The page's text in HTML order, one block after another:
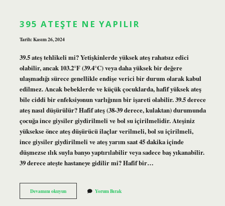
395 ATEŞTE NE YAPILIR
Tarih: Kasım 26, 2024
39.5 ateş tehlikeli mi? Yetişkinlerde yüksek ateş rahatsız edici
olabilir, ancak 103.2°F (39.4°C) veya daha yüksek bir değere
ulaşmadığı sürece genellikle endişe verici bir durum olarak kabul
edilmez. Ancak bebeklerde ve küçük çocuklarda, hafif yüksek ateş
bile ciddi bir enfeksiyonun varlığının bir işareti olabilir. 39.5 derece
ateş nasıl düşürülür? Hafif ateş (38-39 derece, kulaktan) durumunda
çocuğa ince giysiler giydirilmeli ve bol su içirilmelidir. Ateşiniz
yüksekse önce ateş düşürücü ilaçlar verilmeli, bol su içirilmeli,
ince giysiler giydirilmeli ve ateş yarım saat 45 dakika içinde
düşmezse ılık suyla banyo yaptırılabilir veya sadece baş yıkanabilir.
39 derece ateşte hastaneye gidilir mi? Hafif bir…
Devamını okuyun395
Ateşte
Yorum Bırak